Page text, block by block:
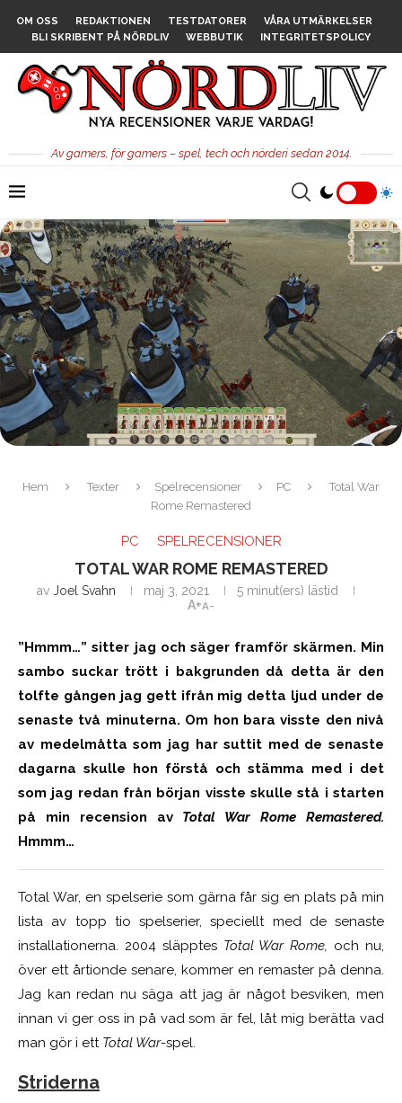
OM OSS REDAKTIONEN TESTDATORER
VÅRA UTMÄRKELSER
BLI SKRIBENT PÅ NÖRDLIV
WEBBUTIK INTEGRITETSPOLICY
Av gamers, för gamers – spel, tech och nörderi sedan 2014.
Hem Texter Spelrecensioner PC
Total War
Rome Remastered
PC SPELRECENSIONER
TOTAL WAR ROME REMASTERED
av Joel Svahn maj 3, 2021
5 minut(ers) lästid
A+A-
”Hmmm…” sitter jag och säger framför skärmen. Min
sambo suckar trött i bakgrunden då detta är den
tolfte gången jag gett ifrån mig detta ljud under de
senaste två minuterna. Om hon bara visste den nivå
av medelmåtta som jag har suttit med de senaste
dagarna skulle hon förstå och stämma med i det
som jag redan från början visste skulle stå i starten
på min recension av Total War Rome Remastered.
Hmmm…
Total War, en spelserie som gärna får sig en plats på min
lista av topp tio spelserier, speciellt med de senaste
installationerna. 2004 släpptes Total War Rome, och nu,
över ett årtionde senare, kommer en remaster på denna.
Jag kan redan nu säga att jag är något besviken, men
innan vi ger oss in på vad som är fel, låt mig berätta vad
man gör i ett Total War-spel.
Striderna